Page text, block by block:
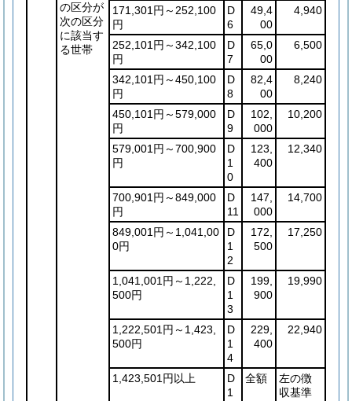
の区分が
次の区分
に該当す
る世帯
171,301円～252,100
円
D
6
49,4
00
4,940
252,101円～342,100
円
D
7
65,0
00
6,500
342,101円～450,100
円
D
8
82,4
00
8,240
450,101円～579,000
円
D
9
102,
000
10,200
579,001円～700,900
円
D
1
0
123,
400
12,340
700,901円～849,000
円
D
11
147,
000
14,700
849,001円～1,041,00
0円
D
1
2
172,
500
17,250
1,041,001円～1,222,
500円
D
1
3
199,
900
19,990
1,222,501円～1,423,
500円
D
1
4
229,
400
22,940
1,423,501円以上
D
1
全額
左の徴
収基準